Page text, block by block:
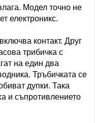
Модел точно не
електроникс.
контакт. Друг
трибичка с
на един два
Тръбичката се
дупки. Така
и съпротивлението